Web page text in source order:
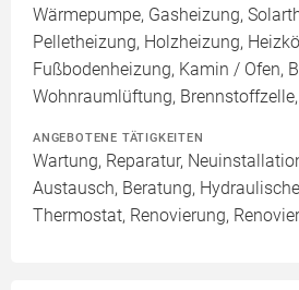
Wärmepumpe, Gasheizung,
Pelletheizung, Holzheizung,
Fußbodenheizung, Kamin / Ofen,
Wohnraumlüftung,
ANGEBOTENE TÄTIGKEITEN
Wartung, Reparatur,
Austausch, Beratung,
Thermostat, Renovierung,